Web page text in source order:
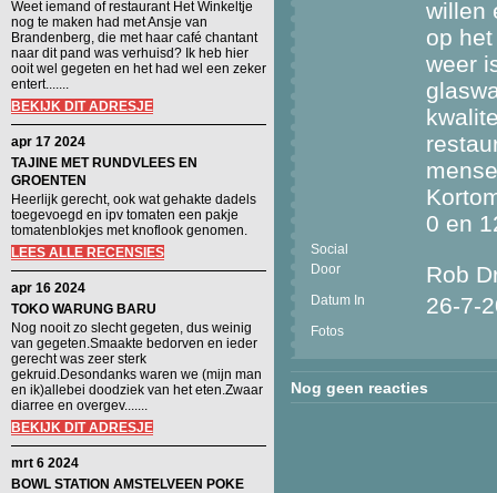
Weet iemand of restaurant Het Winkeltje
nog te maken had met Ansje van
Brandenberg, die met haar café chantant
naar dit pand was verhuisd? Ik heb hier
ooit wel gegeten en het had wel een zeker
entert.......
BEKIJK DIT ADRESJE
apr 17 2024
TAJINE MET RUNDVLEES EN
GROENTEN
Heerlijk gerecht, ook wat gehakte dadels
toegevoegd en ipv tomaten een pakje
tomatenblokjes met knoflook genomen.
LEES ALLE RECENSIES
apr 16 2024
TOKO WARUNG BARU
Nog nooit zo slecht gegeten, dus weinig
van gegeten.Smaakte bedorven en ieder
gerecht was zeer sterk
gekruid.Desondanks waren we (mijn man
en ik)allebei doodziek van het eten.Zwaar
diarree en overgev.......
BEKIJK DIT ADRESJE
mrt 6 2024
BOWL STATION AMSTELVEEN POKE
willen
op
weer
0 en
Social
Door
Rob
Datum In 26-7-
Fotos
Nog geen reacties